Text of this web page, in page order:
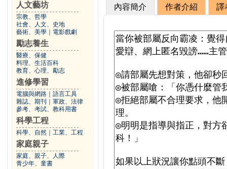
人文藝坊
宗教、哲學
社會、人文、史地
藝術、美學
電影戲劇
勵志養生
醫療、保健
料理、生活百科
教育、心理、勵志
進修學習
電腦與網路
語言工具
雜誌、期刊
軍政、法律
參考、考試、教科用書
科學工程
科學、自然 工業、工程
家庭親子
家庭、親子、人際
青少年、童書
內容簡介 作者介紹 譯